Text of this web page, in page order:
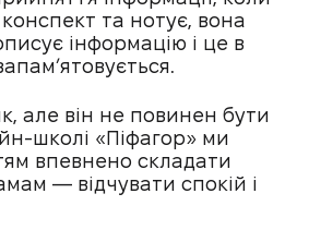
та нотує, вона
інформацію і це в
але він не повинен бути
школі «Піфагор» ми
впевнено складати
— відчувати спокій і